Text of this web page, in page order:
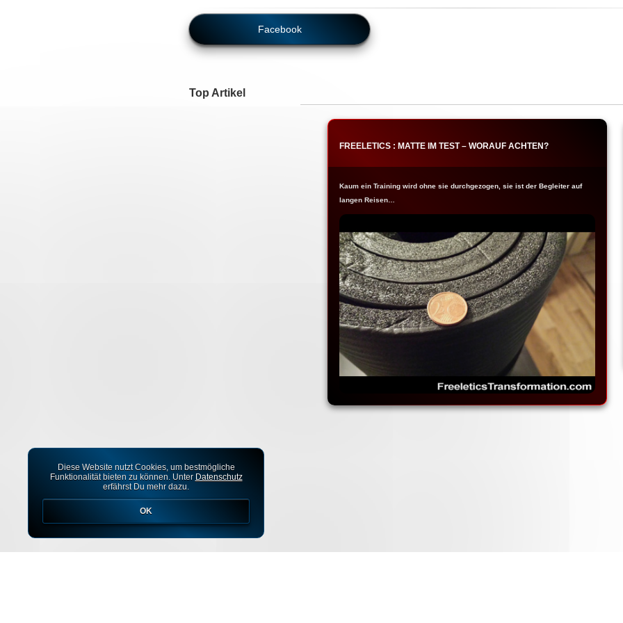
Facebook
Top Artikel
FREELETICS : MATTE IM TEST – WORAUF ACHTEN?
Kaum ein Training wird ohne sie durchgezogen, sie ist der Begleiter auf
langen Reisen…
Diese Website nutzt Cookies, um bestmögliche
Funktionalität bieten zu können. Unter Datenschutz
erfährst Du mehr dazu.
OK